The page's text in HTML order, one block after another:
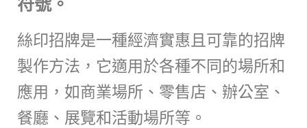
符號。
絲印招牌是一種經濟實惠且可靠的招牌
製作方法，它適用於各種不同的場所和
應用，如商業場所、零售店、辦公室、
餐廳、展覽和活動場所等。